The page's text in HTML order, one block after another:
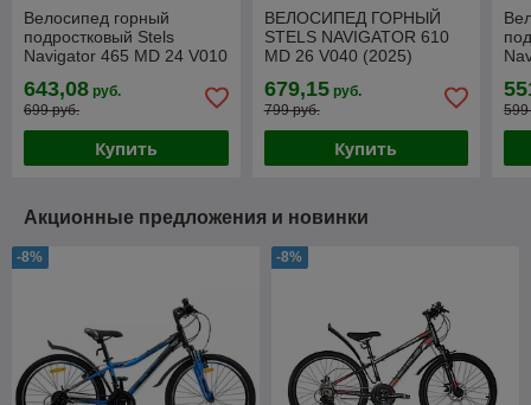
Велосипед горный
подростковый Stels
Navigator 465 MD 24 V010
643,08 руб.
699 руб.
Купить
ВЕЛОСИПЕД ГОРНЫЙ
STELS NAVIGATOR 610
MD 26 V040 (2025)
679,15руб.
799 руб.
Купить
599
Акционные предложения и новинки
-8% -8%